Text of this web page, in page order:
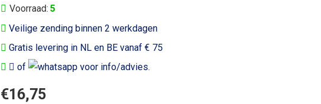
Veilige zending binnen 2 werkdagen
Gratis levering in NL en BE vanaf € 75
of
voor info/advies.
Voorraad: 5
€16,75